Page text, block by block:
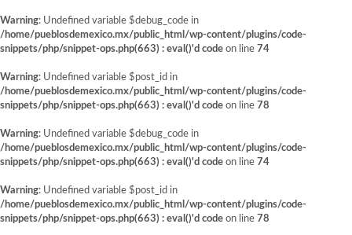
Warning: Undefined variable $debug_code in
/home/pueblosdemexico.mx/public_html/wp-content/plugins/code-
snippets/php/snippet-ops.php(663) : eval()'d code on line 74
Warning: Undefined variable $post_id in
/home/pueblosdemexico.mx/public_html/wp-content/plugins/code-
snippets/php/snippet-ops.php(663) : eval()'d code on line 78
Warning: Undefined variable $debug_code in
/home/pueblosdemexico.mx/public_html/wp-content/plugins/code-
snippets/php/snippet-ops.php(663) : eval()'d code on line 74
Warning: Undefined variable $post_id in
/home/pueblosdemexico.mx/public_html/wp-content/plugins/code-
snippets/php/snippet-ops.php(663) : eval()'d code on line 78